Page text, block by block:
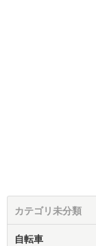
カテゴリ未分類
自転車